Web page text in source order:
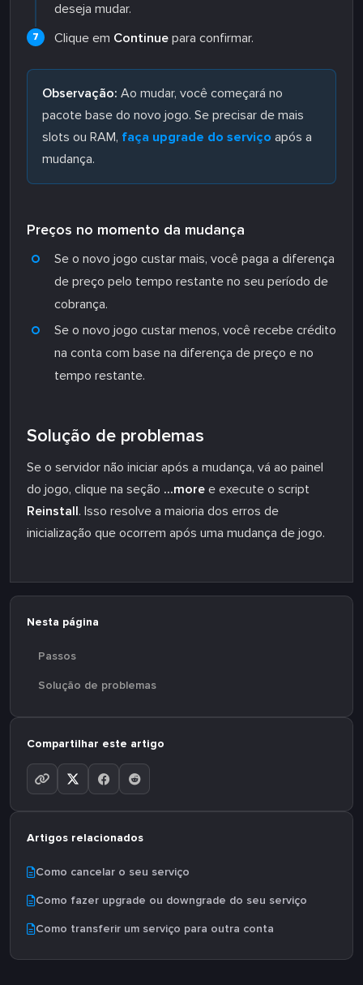
deseja mudar.
Clique em Continue para confirmar.
Observação: Ao mudar, você começará no
pacote base do novo jogo. Se precisar de mais
slots ou RAM, faça upgrade do serviço após a
mudança.
Preços no momento da mudança
Se o novo jogo custar mais, você paga a diferença
de preço pelo tempo restante no seu período de
cobrança.
Se o novo jogo custar menos, você recebe crédito
na conta com base na diferença de preço e no
tempo restante.
Solução de problemas
Se o servidor não iniciar após a mudança, vá ao painel
do jogo, clique na seção ...more e execute o script
Reinstall. Isso resolve a maioria dos erros de
inicialização que ocorrem após uma mudança de jogo.
Nesta página
Passos
Solução de problemas
Compartilhar este artigo
Artigos relacionados
Como cancelar o seu serviço
Como fazer upgrade ou downgrade do seu serviço
Como transferir um serviço para outra conta